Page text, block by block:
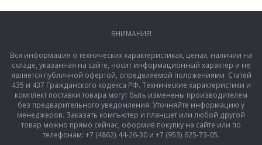
ВНИМАНИЕ!
Вся информация о технических характеристиках, ценах, наличии на
складе, указанная на сайте, носит информационный характер и не
является публичной офертой, определяемой положениями Статей
435 и 437 Гражданского кодекса РФ. Технические характеристики и
комплект поставки товара могут быть изменены производителем
без предварительного уведомления. Уточняйте информацию у
менеджеров. Заказать компьютер и планшет или любой другой
товар можно прямо сейчас, оформив покупку на сайте или по
телефонам: +7 (4862) 44-26-30 и +7 (953) 625-73-05.